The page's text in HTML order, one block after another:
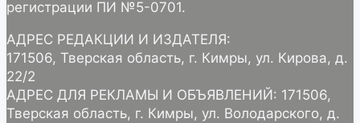
регистрации ПИ №5-0701.
АДРЕС РЕДАКЦИИ И ИЗДАТЕЛЯ:
171506, Тверская область, г. Кимры, ул. Кирова, д.
22/2
АДРЕС ДЛЯ РЕКЛАМЫ И ОБЪЯВЛЕНИЙ: 171506,
Тверская область, г. Кимры, ул. Володарского, д.